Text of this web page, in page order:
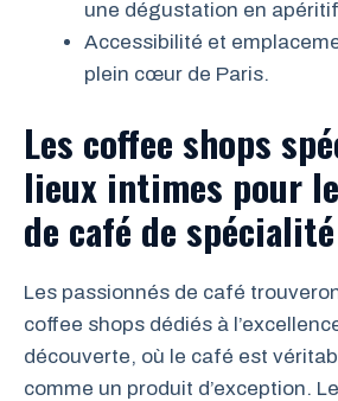
une dégustation en
Accessibilité et
plein cœur de Paris.
Les coffee shops
lieux intimes pour
de café de spécialité
Les passionnés de café
coffee shops dédiés à
découverte, où le café est
comme un produit d’exception.